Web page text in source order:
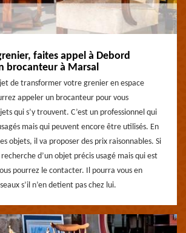
faites appel à Debord
brocanteur à Marsal
de transformer votre grenier en espace
appeler un brocanteur pour vous
qui s’y trouvent. C’est un professionnel qui
mais qui peuvent encore être utilisés. En
objets, il va proposer des prix raisonnables. Si
d’un objet précis usagé mais qui est
pourrez le contacter. Il pourra vous en
s’il n’en detient pas chez lui.